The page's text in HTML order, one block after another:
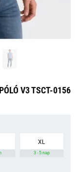
V3 TSCT-0156
XL
3 - 5 nap